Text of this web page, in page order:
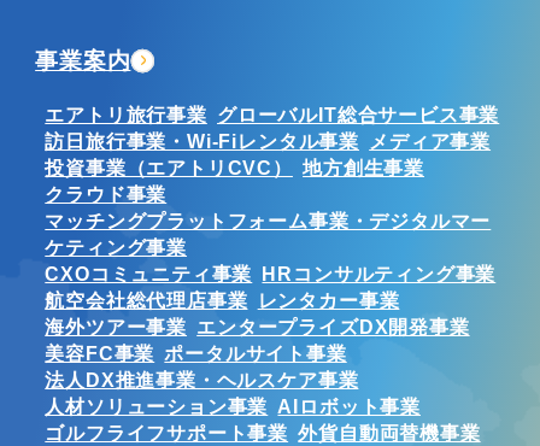
事業案内
エアトリ旅行事業 グローバルIT総合サービス事業
訪日旅行事業・Wi-Fiレンタル事業
メディア事業
投資事業（エアトリCVC）
地方創生事業
クラウド事業
マッチングプラットフォーム事業・デジタルマー
ケティング事業
CXOコミュニティ事業 HRコンサルティング事業
航空会社総代理店事業
レンタカー事業
海外ツアー事業 エンタープライズDX開発事業
美容FC事業 ポータルサイト事業
法人DX推進事業・ヘルスケア事業
人材ソリューション事業 AIロボット事業
ゴルフライフサポート事業 外貨自動両替機事業